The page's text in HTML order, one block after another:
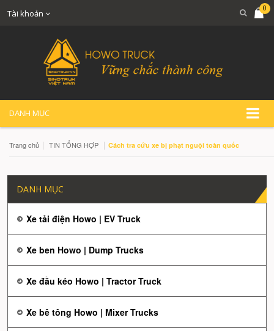
Tài khoản
0
DANH MỤC
Trang chủ | TIN TỔNG HỢP | Cách tra cứu xe bị phạt nguội toàn quốc
DANH MỤC
Xe tải điện Howo | EV Truck
Xe ben Howo | Dump Trucks
Xe đầu kéo Howo | Tractor Truck
Xe bê tông Howo | Mixer Trucks